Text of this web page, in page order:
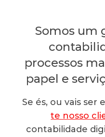
Somos um
processos
papel e
Se és, ou vais ser
te nosso
contabilidade